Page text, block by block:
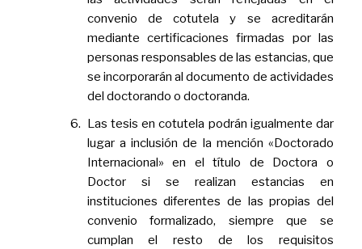
convenio de cotutela y se acreditarán
mediante certificaciones firmadas por las
personas responsables de las estancias, que
se incorporarán al documento de actividades
del doctorando o doctoranda.
Las tesis en cotutela podrán igualmente dar
lugar a inclusión de la mención «Doctorado
Internacional» en el título de Doctora o
Doctor si se realizan estancias en
instituciones diferentes de las propias del
convenio formalizado, siempre que se
cumplan el resto de los requisitos